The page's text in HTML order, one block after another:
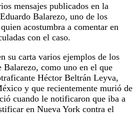
mensajes publicados en la
Balarezo, uno de los
acostumbra a comentar en
con el caso.
su carta varios ejemplos de los
Balarezo, como uno en el que
Héctor Beltrán Leyva,
y que recientemente murió de
cuando le notificaron que iba a
en Nueva York contra el